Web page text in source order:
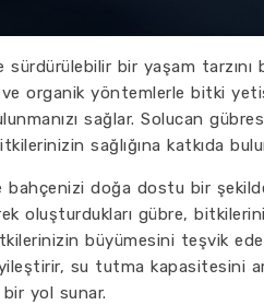
sürdürülebilir bir yaşam
organik yöntemlerle bitki
sağlar. Solucan
sağlığına katkıda
bahçenizi doğa dostu bir
oluşturdukları gübre,
büyümesini teşvik
iyileştirir, su tutma kapasitesini
yol sunar.